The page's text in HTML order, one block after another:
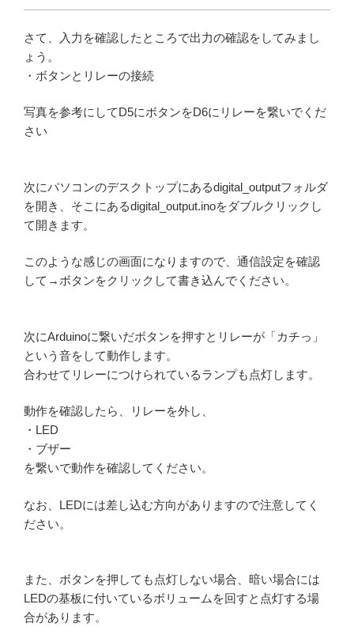
さて、入力を確認したところで出力の確認をしてみまし
ょう。
・ボタンとリレーの接続
写真を参考にしてD5にボタンをD6にリレーを繋いでくだ
さい
次にパソコンのデスクトップにあるdigital_outputフォルダ
を開き、そこにあるdigital_output.inoをダブルクリックし
て開きます。
このような感じの画面になりますので、通信設定を確認
して→ボタンをクリックして書き込んでください。
次にArduinoに繋いだボタンを押すとリレーが「カチっ」
という音をして動作します。
合わせてリレーにつけられているランプも点灯します。
動作を確認したら、リレーを外し、
・LED
・ブザー
を繋いで動作を確認してください。
なお、LEDには差し込む方向がありますので注意してく
ださい。
また、ボタンを押しても点灯しない場合、暗い場合には
LEDの基板に付いているボリュームを回すと点灯する場
合があります。